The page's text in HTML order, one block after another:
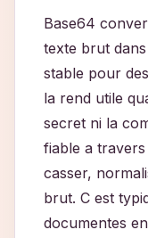
Base64
texte brut
stable pour
la rend utile
secret ni la
fiable a
casser,
brut. C est
documentes